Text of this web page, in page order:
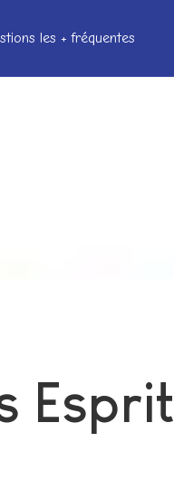
les + fréquentes
Esprit